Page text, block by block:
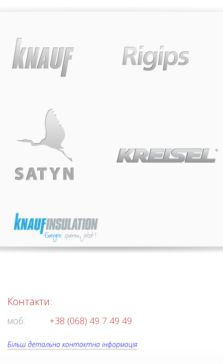
Контакти:
моб: +38 (068) 49 7 49 49
Більш детальна контактна інформація